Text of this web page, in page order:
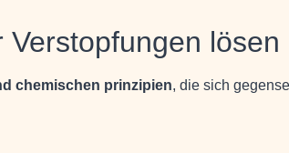
lösen
chemischen prinzipien, die sich